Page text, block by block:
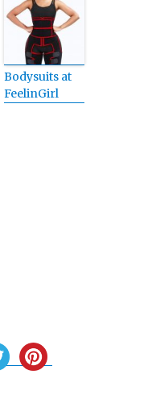
Bodysuits at
FeelinGirl